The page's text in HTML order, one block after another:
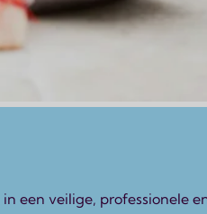
een veilige, professionele